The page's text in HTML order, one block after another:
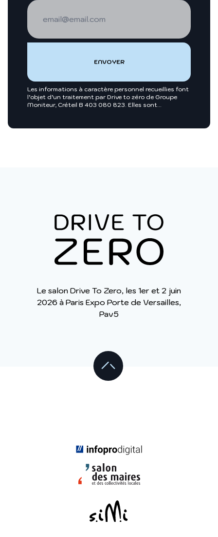
Les informations à caractère personnel recueillies font
l’objet d’un traitement par Drive to zéro de Groupe
Moniteur, Créteil B 403 080 823. Elles sont
Groupe Moniteur ou toutes sociétés du groupe
Le salon Drive To Zero, les 1er et 2 juin
2026 à Paris Expo Porte de Versailles,
Pav5